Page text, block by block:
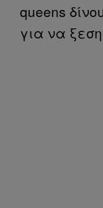
queens
για να